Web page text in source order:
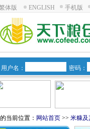
体版 ENGLISH 手机版
用户名： 密码：
当前位置： 网站首页 >> 米糠及